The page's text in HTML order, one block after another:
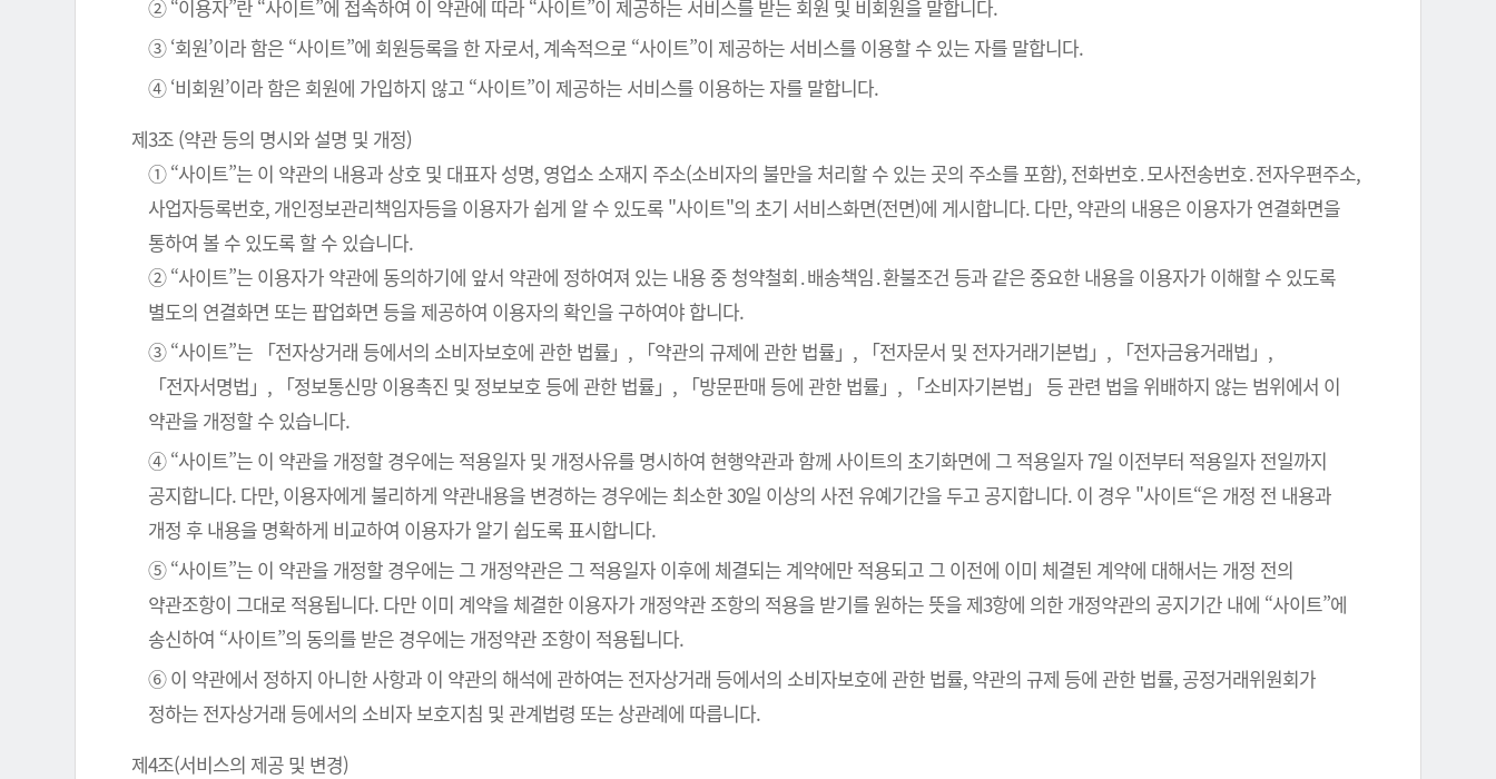
② “이용자”란 “사이트”에 접속하여 이 약관에 따라 “사이트”이 제공하는 서비스를 받는 회원 및 비회원을 말합니다.
③ ‘회원’이라 함은 “사이트”에 회원등록을 한 자로서, 계속적으로 “사이트”이 제공하는 서비스를 이용할 수 있는 자를 말합니다.
④ ‘비회원’이라 함은 회원에 가입하지 않고 “사이트”이 제공하는 서비스를 이용하는 자를 말합니다.
제3조 (약관 등의 명시와 설명 및 개정)
① “사이트”는 이 약관의 내용과 상호 및 대표자 성명, 영업소 소재지 주소(소비자의 불만을 처리할 수 있는 곳의 주소를 포함), 전화번호․모사전송번호․전자우편주소,
사업자등록번호, 개인정보관리책임자등을 이용자가 쉽게 알 수 있도록 "사이트"의 초기 서비스화면(전면)에 게시합니다. 다만, 약관의 내용은 이용자가 연결화면을
통하여 볼 수 있도록 할 수 있습니다.
② “사이트”는 이용자가 약관에 동의하기에 앞서 약관에 정하여져 있는 내용 중 청약철회․배송책임․환불조건 등과 같은 중요한 내용을 이용자가 이해할 수 있도록
별도의 연결화면 또는 팝업화면 등을 제공하여 이용자의 확인을 구하여야 합니다.
③ “사이트”는 「전자상거래 등에서의 소비자보호에 관한 법률」, 「약관의 규제에 관한 법률」, 「전자문서 및 전자거래기본법」, 「전자금융거래법」,
「전자서명법」, 「정보통신망 이용촉진 및 정보보호 등에 관한 법률」, 「방문판매 등에 관한 법률」, 「소비자기본법」 등 관련 법을 위배하지 않는 범위에서 이
약관을 개정할 수 있습니다.
④ “사이트”는 이 약관을 개정할 경우에는 적용일자 및 개정사유를 명시하여 현행약관과 함께 사이트의 초기화면에 그 적용일자 7일 이전부터 적용일자 전일까지
공지합니다. 다만, 이용자에게 불리하게 약관내용을 변경하는 경우에는 최소한 30일 이상의 사전 유예기간을 두고 공지합니다. 이 경우 "사이트“은 개정 전 내용과
개정 후 내용을 명확하게 비교하여 이용자가 알기 쉽도록 표시합니다.
⑤ “사이트”는 이 약관을 개정할 경우에는 그 개정약관은 그 적용일자 이후에 체결되는 계약에만 적용되고 그 이전에 이미 체결된 계약에 대해서는 개정 전의
약관조항이 그대로 적용됩니다. 다만 이미 계약을 체결한 이용자가 개정약관 조항의 적용을 받기를 원하는 뜻을 제3항에 의한 개정약관의 공지기간 내에 “사이트”에
송신하여 “사이트”의 동의를 받은 경우에는 개정약관 조항이 적용됩니다.
⑥ 이 약관에서 정하지 아니한 사항과 이 약관의 해석에 관하여는 전자상거래 등에서의 소비자보호에 관한 법률, 약관의 규제 등에 관한 법률, 공정거래위원회가
정하는 전자상거래 등에서의 소비자 보호지침 및 관계법령 또는 상관례에 따릅니다.
제4조(서비스의 제공 및 변경)